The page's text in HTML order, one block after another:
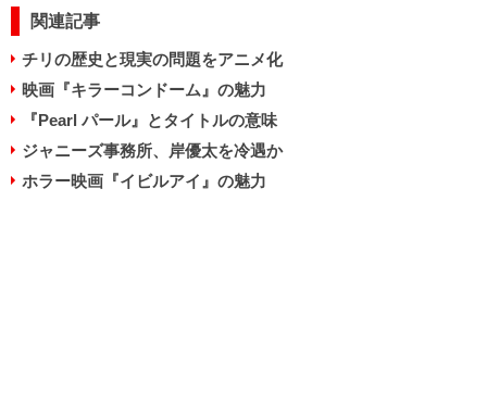
関連記事
チリの歴史と現実の問題をアニメ化
映画『キラーコンドーム』の魅力
『Pearl パール』とタイトルの意味
ジャニーズ事務所、岸優太を冷遇か
ホラー映画『イビルアイ』の魅力